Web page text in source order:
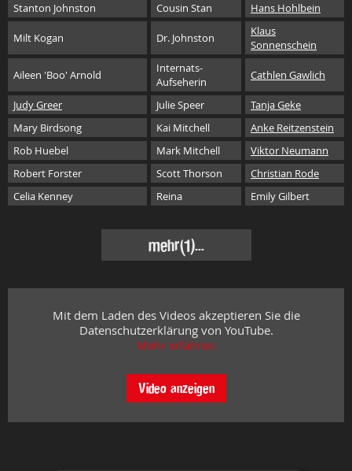
Stanton Johnston
Cousin Stan Hans Hohlbein
Milt Kogan Dr. Johnston
Klaus
Sonnenschein
Aileen 'Boo' Arnold
Internats-
Aufseherin
Cathlen Gawlich
Judy Greer Julie Speer
Tanja Geke
Mary Birdsong
Kai Mitchell
Anke Reitzenstein
Rob Huebel
Mark Mitchell
Viktor Neumann
Robert Forster
Scott Thorson
Christian Rode
Celia Kenney
Reina Emily Gilbert
mehr(1)...
Mit dem Laden des Videos akzeptieren Sie die
Datenschutzerklärung von YouTube.
Mehr erfahren
Video anzeigen